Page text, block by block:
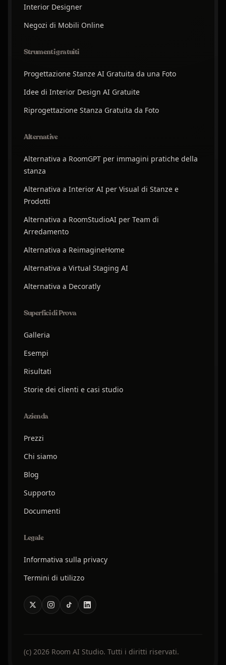
Interior Designer
Negozi di Mobili Online
Strumenti gratuiti
Progettazione Stanze AI Gratuita da una Foto
Idee di Interior Design AI Gratuite
Riprogettazione Stanza Gratuita da Foto
Alternative
Alternativa a RoomGPT per immagini pratiche della
stanza
Alternativa a Interior AI per Visual di Stanze e
Prodotti
Alternativa a RoomStudioAI per Team di
Arredamento
Alternativa a ReimagineHome
Alternativa a Virtual Staging AI
Alternativa a Decoratly
Superfici di Prova
Galleria
Esempi
Risultati
Storie dei clienti e casi studio
Azienda
Prezzi
Chi siamo
Blog
Supporto
Documenti
Legale
Informativa sulla privacy
Termini di utilizzo
(c) 2026 Room AI Studio. Tutti i diritti riservati.